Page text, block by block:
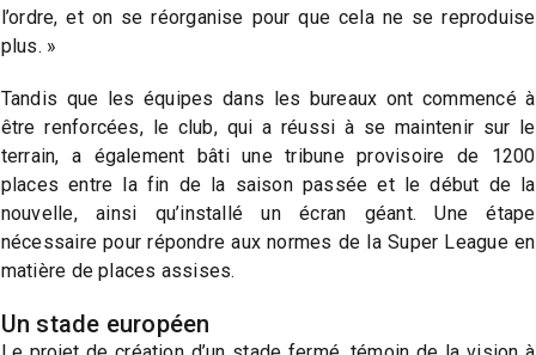
l’ordre, et on se réorganise pour que cela ne se reproduise
plus. »
Tandis que les équipes dans les bureaux ont commencé à
être renforcées, le club, qui a réussi à se maintenir sur le
terrain, a également bâti une tribune provisoire de 1200
places entre la fin de la saison passée et le début de la
nouvelle, ainsi qu’installé un écran géant. Une étape
nécessaire pour répondre aux normes de la Super League en
matière de places assises.
Un stade européen